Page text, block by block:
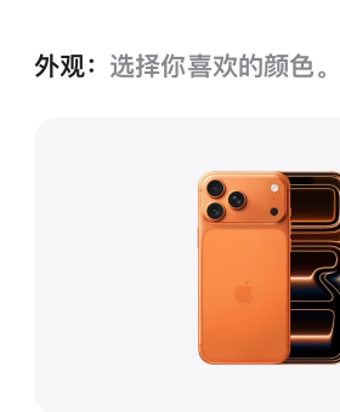
外观： 选择你喜欢的颜色。